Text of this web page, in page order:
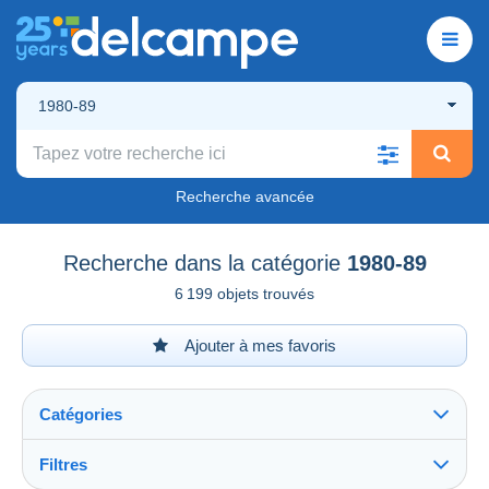
1980-89
Recherche avancée
Recherche dans la catégorie 1980-89
6 199 objets trouvés
Ajouter à mes favoris
Catégories
Filtres